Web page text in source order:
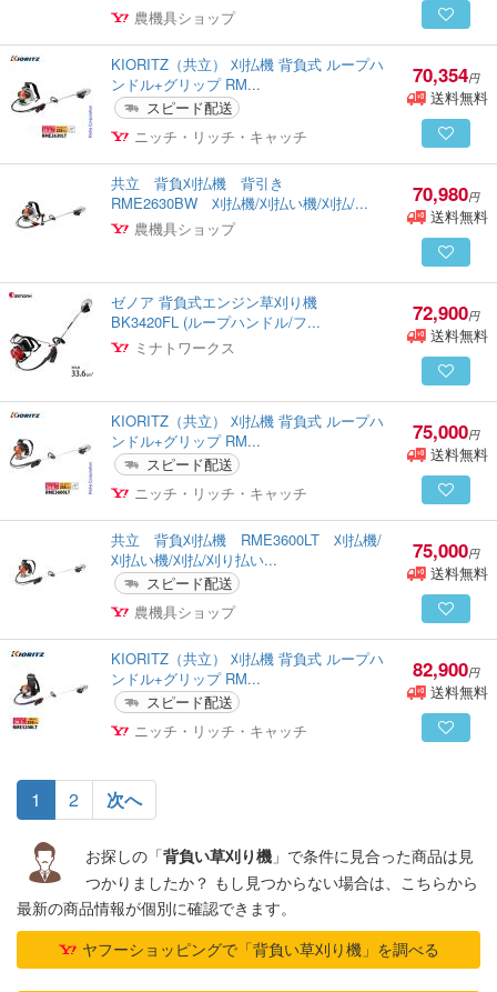
農機具ショップ
KIORITZ（共立） 刈払機 背負式 ループハ
ンドル+グリップ RM...
スピード配送
ニッチ・リッチ・キャッチ
70,354円
送料無料
共立 背負刈払機 背引き
RME2630BW 刈払機/刈払い機/刈払/...
農機具ショップ
70,980円
送料無料
ゼノア 背負式エンジン草刈り機
BK3420FL (ループハンドル/フ...
ミナトワークス
72,900円
送料無料
KIORITZ（共立） 刈払機 背負式 ループハ
ンドル+グリップ RM...
スピード配送
ニッチ・リッチ・キャッチ
75,000円
送料無料
共立 背負刈払機 RME3600LT 刈払機/
刈払い機/刈払/刈り払い...
スピード配送
農機具ショップ
75,000円
送料無料
KIORITZ（共立） 刈払機 背負式 ループハ
ンドル+グリップ RM...
スピード配送
ニッチ・リッチ・キャッチ
82,900円
送料無料
1 (current)
2 次へ
お探しの「背負い草刈り機」で条件に見合った商品は見
つかりましたか？ もし見つからない場合は、こちらから
最新の商品情報が個別に確認できます。
ヤフーショッピングで「背負い草刈り機」を調べる